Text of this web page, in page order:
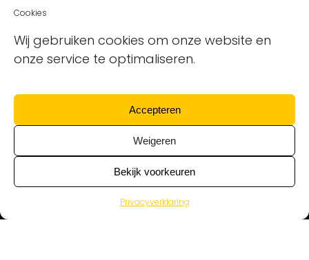
Cookies
Wij gebruiken cookies om onze website en
onze service te optimaliseren.
Accepteren
Weigeren
Bekijk voorkeuren
Privacyverklaring
Vacature plaatsen
Sollicitanten ontvangen
Blog